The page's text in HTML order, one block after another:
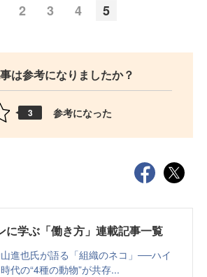
2 3 4 5
は参考になりましたか？
3 参考になった
に学ぶ「働き方」連載記事一覧
進也氏が語る「組織のネコ」──ハイ
代の“4種の動物”が共存...